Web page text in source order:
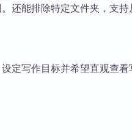
还能排除特定文件夹，支
定写作目标并希望直观查看